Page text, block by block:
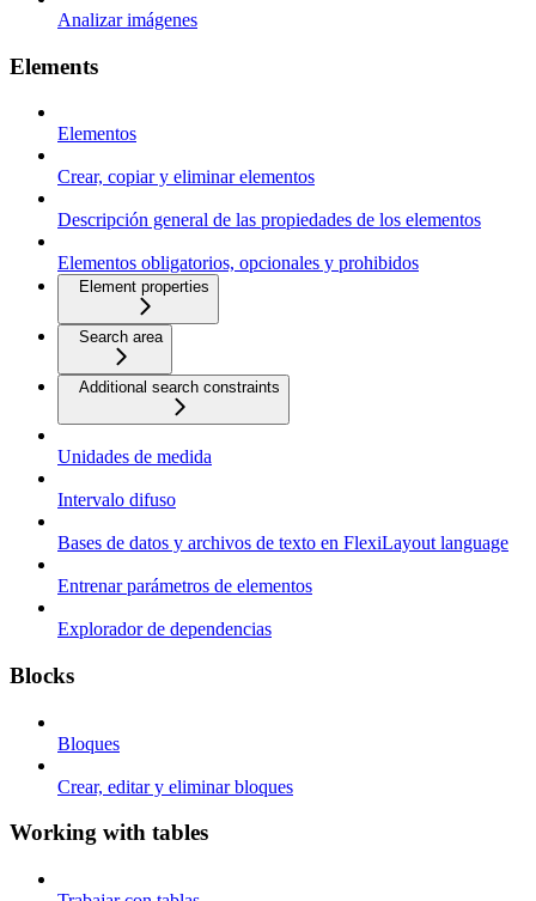
Analizar imágenes
Elements
Elementos
Crear, copiar y eliminar elementos
Descripción general de las propiedades de los elementos
Elementos obligatorios, opcionales y prohibidos
Element properties
Search area
Additional search constraints
Unidades de medida
Intervalo difuso
Bases de datos y archivos de texto en FlexiLayout language
Entrenar parámetros de elementos
Explorador de dependencias
Blocks
Bloques
Crear, editar y eliminar bloques
Working with tables